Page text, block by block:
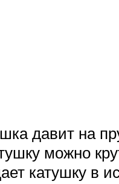
давит на
можно
катушку в